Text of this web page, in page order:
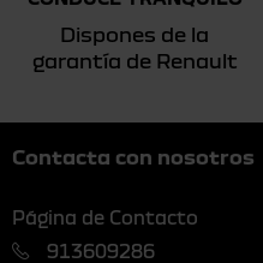
Dispones de la
garantía de Renault
Contacta con nosotros
Página de Contacto
913609286